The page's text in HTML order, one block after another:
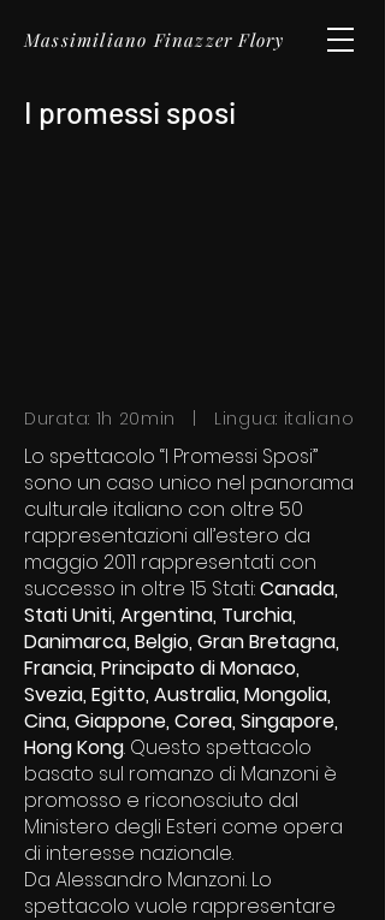
Massimiliano Finazzer Flory
I promessi sposi
Durata: 1h 20min | Lingua: italiano
Lo spettacolo “I Promessi Sposi”
sono un caso unico nel panorama
culturale italiano con oltre 50
rappresentazioni all’estero da
maggio 2011 rappresentati con
successo in oltre 15 Stati:Canada,
Stati Uniti, Argentina, Turchia,
Danimarca, Belgio, Gran Bretagna,
Francia, Principato di Monaco,
Svezia, Egitto, Australia, Mongolia,
Cina, Giappone, Corea, Singapore,
Hong Kong. Questo spettacolo
basato sul romanzo di Manzoni è
promosso e riconosciuto dal
Ministero degli Esteri come opera
di interesse nazionale.
Da Alessandro Manzoni. Lo
spettacolo vuole rappresentare